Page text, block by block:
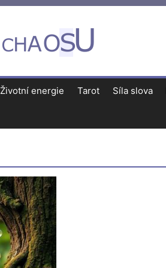
Životní energie Tarot Síla slova